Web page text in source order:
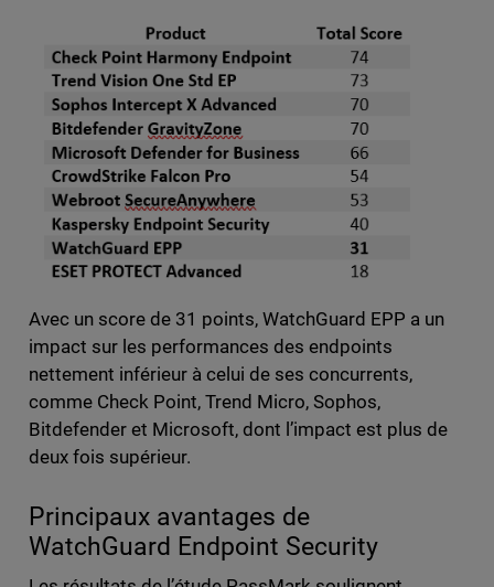
Avec un score de 31 points, WatchGuard EPP a un
impact sur les performances des endpoints
nettement inférieur à celui de ses concurrents,
comme Check Point, Trend Micro, Sophos,
Bitdefender et Microsoft, dont l’impact est plus de
deux fois supérieur.
Principaux avantages de
WatchGuard Endpoint Security